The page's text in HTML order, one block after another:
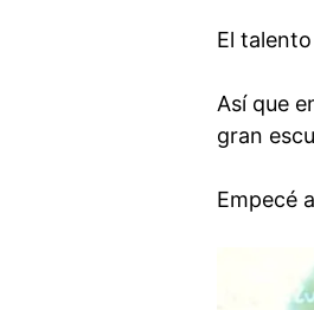
El
Así que
gran
Empecé